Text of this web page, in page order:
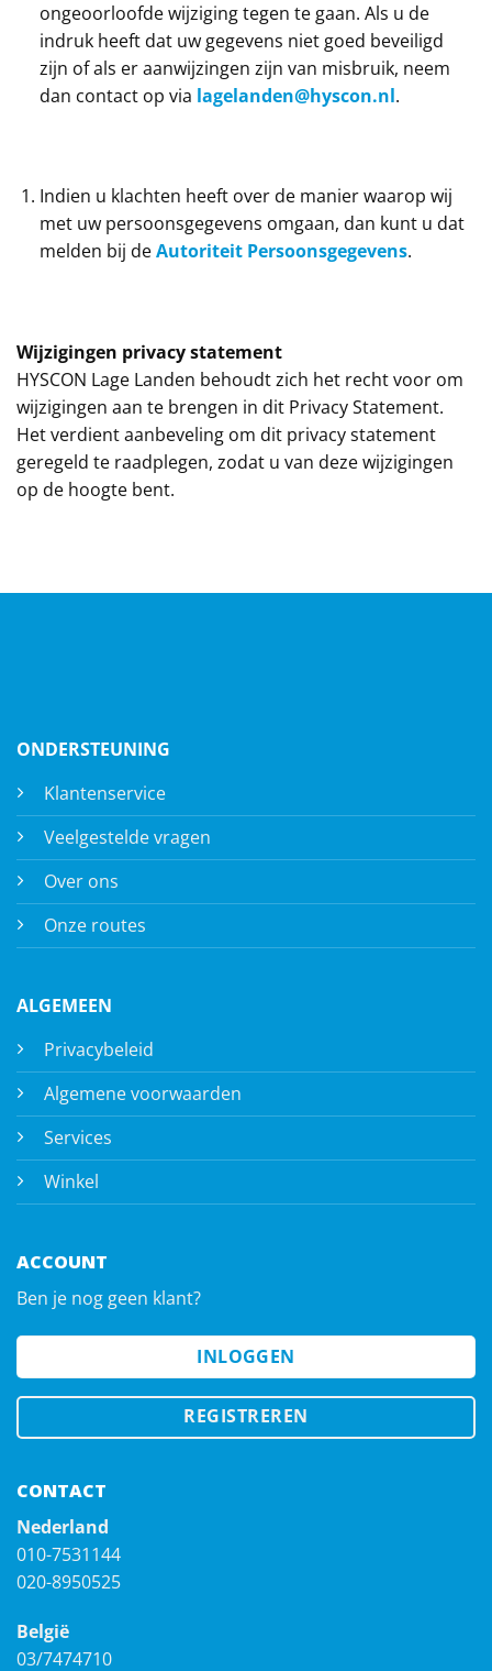
ongeoorloofde wijziging tegen te gaan. Als u de
indruk heeft dat uw gegevens niet goed beveiligd
zijn of als er aanwijzingen zijn van misbruik, neem
dan contact op via lagelanden@hyscon.nl.
Indien u klachten heeft over de manier waarop wij
met uw persoonsgegevens omgaan, dan kunt u dat
melden bij deAutoriteit Persoonsgegevens.
Wijzigingen privacy statement
HYSCON Lage Landen behoudt zich het recht voor om
wijzigingen aan te brengen in dit Privacy Statement.
Het verdient aanbeveling om dit privacy statement
geregeld te raadplegen, zodat u van deze wijzigingen
op de hoogte bent.
ONDERSTEUNING
Klantenservice
Veelgestelde vragen
Over ons
Onze routes
ALGEMEEN
Privacybeleid
Algemene voorwaarden
Services
Winkel
ACCOUNT
Ben je nog geen klant?
INLOGGEN
REGISTREREN
CONTACT
Nederland
010-7531144
020-8950525
België
03/7474710